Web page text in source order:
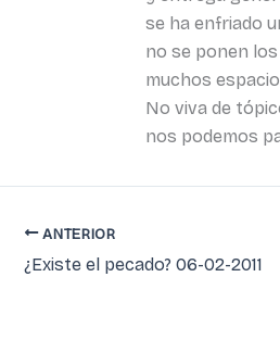
se ha enfriado
no se ponen
muchos
No viva de
nos podemos
ANTERIOR
¿Existe el pecado? 06-02-2011